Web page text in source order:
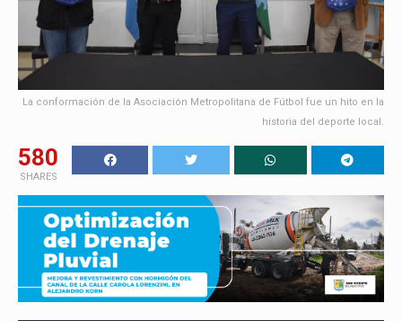
La conformación de la Asociación Metropolitana de Fútbol fue un hito en la
historia del deporte local.
580
SHARES